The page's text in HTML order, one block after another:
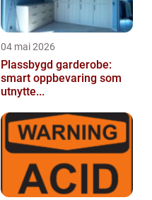
04 mai 2026
Plassbygd garderobe:
smart oppbevaring som
utnytte...